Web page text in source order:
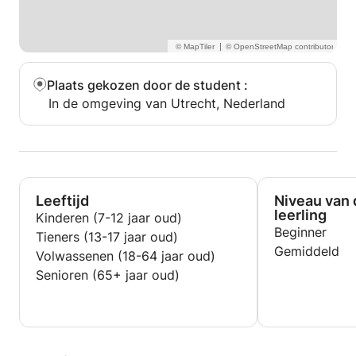
|
Plaats gekozen door de student :
In de omgeving van Utrecht, Nederland
Leeftijd
Kinderen (7-12 jaar oud)
Tieners (13-17 jaar oud)
Volwassenen (18-64 jaar oud)
Senioren (65+ jaar oud)
Niveau van
leerling
Beginner
Gemiddeld